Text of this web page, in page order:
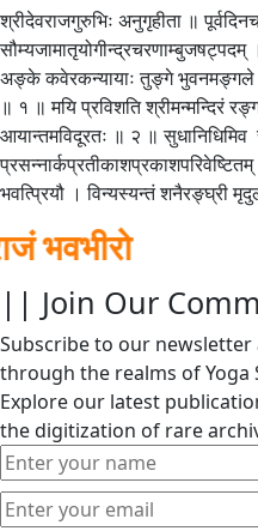
श्रीदेवराजगुरुभिः अनुगृहीता ॥
अङ्के कवेरकन्यायाः तुङ्गे भुवनमङ्गले
॥ १ ॥ मयि प्रविशति श्रीमन्मन्दिरं
आयान्तमविदूरतः ॥ २ ॥ सुधानिधिमिव
प्रसन्नार्कप्रतीकाशप्रकाशपरिवेष्टितम्
भवत्प्रियौ । विन्यस्यन्तं शनैरङ्घ्री
|| Join Our
Subscribe to our
through the realms of Yoga
Explore our latest
the digitization of rare